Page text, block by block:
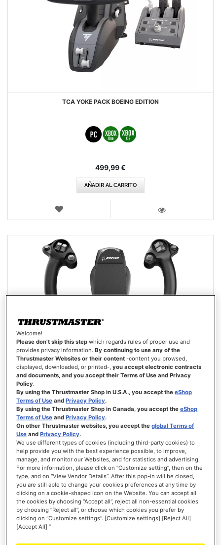
TCA YOKE PACK BOEING EDITION
499,99 €
AÑADIR AL CARRITO
LISTA
TCA YOKE BOEING EDITION
399,99 €
AÑADIR AL CARRITO
Welcome!
Please don’t skip this step which regards rules of proper use and
provides privacy information.By continuing to use any of the
Thrustmaster Websites or their content -content you browsed,
displayed, downloaded, or printed-,you accept electronic contracts
and documents, and you accept their Terms of Use and Privacy
Policy.
By using the Thrustmaster Shop in U.S.A., you accept theeShop
Terms of Use andPrivacy Policy.
By using the Thrustmaster Shop in Canada, you accept theeShop
Terms of Use andPrivacy Policy.
On other Thrustmaster websites, you accept theglobal Terms of
Use andPrivacy Policy.
We use different types of cookies (including third-party cookies) to
help provide you with the best experience possible, to improve,
manage, and monitor our Websites, and for statistics and advertising.
For more information, please click on “Customize setting”, then on the
type, and on “View Vendor Details”. After this pop-in will be closed,
you are still able to change your cookies preferences at any time by
clicking on a cookie-shaped icon on the Website. You can accept all
the cookies by choosing “Accept all”, reject all non-essential cookies
by choosing “Reject all”, or choose which cookies you prefer by
clicking on “Customize settings”. [Customize settings] [Reject All]
[Accept All] ”